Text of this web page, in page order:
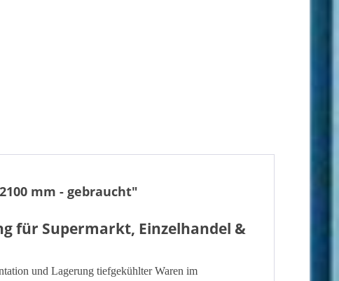
mm - gebraucht"
für Supermarkt, Einzelhandel &
und Lagerung tiefgekühlter Waren im